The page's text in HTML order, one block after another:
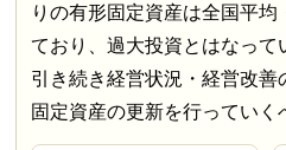
りの有形固定資産は全国平
ており、過大投資とはなって
引き続き経営状況・経営改善
固定資産の更新を行っていく